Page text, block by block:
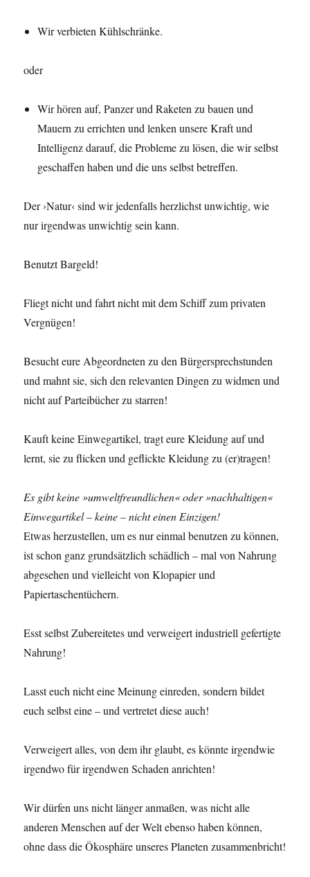
Wir verbieten Kühlschränke.
oder
Wir hören auf, Panzer und Raketen zu bauen und
Mauern zu errichten und lenken unsere Kraft und
Intelligenz darauf, die Probleme zu lösen, die wir selbst
geschaffen haben und die uns selbst betreffen.
Der ›Natur‹ sind wir jedenfalls herzlichst unwichtig, wie
nur irgendwas unwichtig sein kann.
Benutzt Bargeld!
Fliegt nicht und fahrt nicht mit dem Schiff zum privaten
Vergnügen!
Besucht eure Abgeordneten zu den Bürgersprechstunden
und mahnt sie, sich den relevanten Dingen zu widmen und
nicht auf Parteibücher zu starren!
Kauft keine Einwegartikel, tragt eure Kleidung auf und
lernt, sie zu flicken und geflickte Kleidung zu (er)tragen!
Es gibt keine »umweltfreundlichen« oder »nachhaltigen«
Einwegartikel – keine – nicht einen Einzigen!
Etwas herzustellen, um es nur einmal benutzen zu können,
ist schon ganz grundsätzlich schädlich – mal von Nahrung
abgesehen und vielleicht von Klopapier und
Papiertaschentüchern.
Esst selbst Zubereitetes und verweigert industriell gefertigte
Nahrung!
Lasst euch nicht eine Meinung einreden, sondern bildet
euch selbst eine – und vertretet diese auch!
Verweigert alles, von dem ihr glaubt, es könnte irgendwie
irgendwo für irgendwen Schaden anrichten!
Wir dürfen uns nicht länger anmaßen, was nicht alle
anderen Menschen auf der Welt ebenso haben können,
ohne dass die Ökosphäre unseres Planeten zusammenbricht!